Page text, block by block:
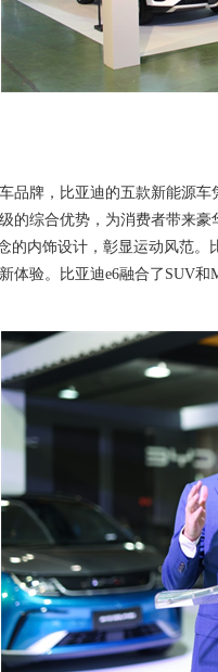
品牌，比亚迪的五款新能源车
的综合优势 ， 为消费者带来豪
的内饰设计，彰显运动风范。
体验。比亚迪e6融合了 SUV和